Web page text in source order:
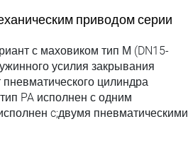
приводом серии
с маховиком тип М (DN15-
усилия закрывания
цилиндра
PA исполнен с одним
c;двумя пневматическими